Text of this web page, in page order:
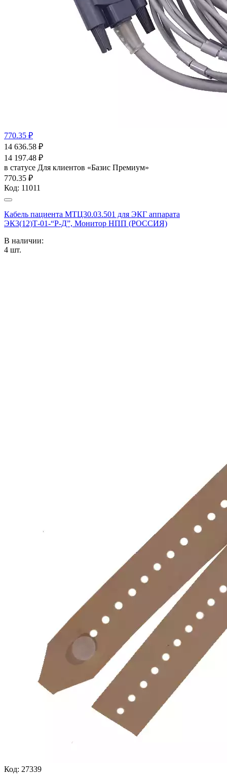
770.35 ₽
14 636.58 ₽
14 197.48 ₽
в статусе Для клиентов «Базис Премиум»
770.35 ₽
Код: 11011
Кабель пациента МТЦ30.03.501 для ЭКГ аппарата
ЭК3(12)Т-01-“Р-Д”, Монитор НПП (РОССИЯ)
В наличии:
4 шт.
Код: 27339